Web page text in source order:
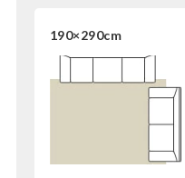
190×290cm